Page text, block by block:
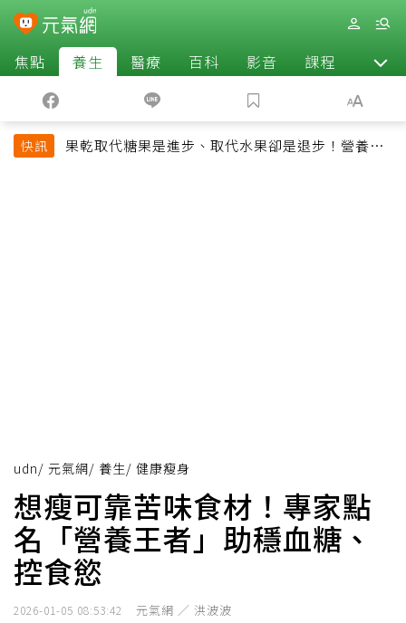
焦點 養生 醫療 百科 影音 課程 退休
快訊
果乾取代糖果是進步、取代水果卻是退步！營養師
udn/ 元氣網/ 養生/ 健康瘦身
想瘦可靠苦味食材！專家點
名「營養王者」助穩血糖、
控食慾
2026-01-05 08:53:42 元氣網 ／ 洪波波